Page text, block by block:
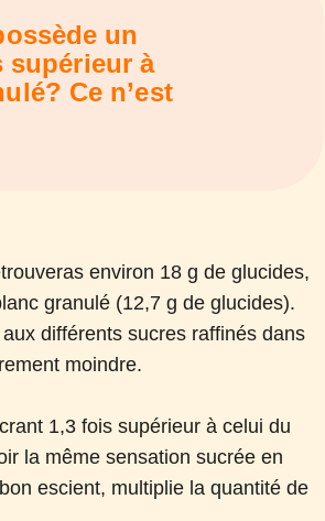
un
supérieur à
Ce n’est
environ 18 g de glucides,
granulé (12,7 g de glucides).
différents sucres raffinés dans
moindre.
1,3 fois supérieur à celui du
la même sensation sucrée en
escient, multiplie la quantité de